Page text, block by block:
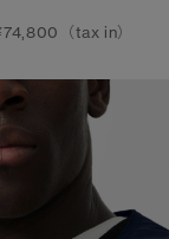
（tax in）